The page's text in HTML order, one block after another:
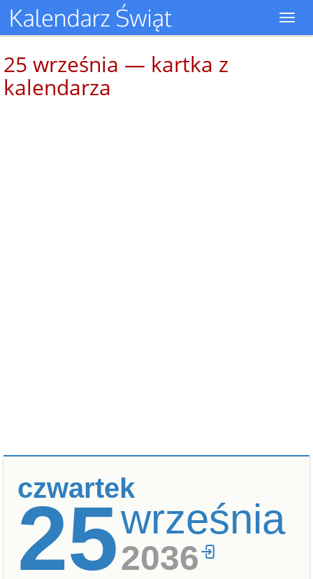
25 września — kartka z
kalendarza
czwartek
25września
2036